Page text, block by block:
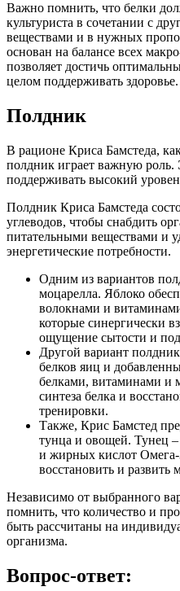
Важно помнить, что белки
культуриста в сочетании с
веществами и в нужных
основан на балансе всех
позволяет достичь
целом поддерживать здоровье.
Полдник
В рационе Криса Бамстеда,
полдник играет важную
поддерживать высокий
Полдник Криса Бамстеда
углеводов, чтобы снабдить
питательными веществами и
энергетические потребности.
Одним из вариантов
моцарелла. Яблоко
волокнами и
которые синергически
ощущение сытости и
Другой вариант
белков яиц и
белками, витаминами и
синтеза белка и
тренировки.
Также, Крис Бамстед
тунца и овощей. Тунец –
и жирных кислот
восстановить и
Независимо от выбранного
помнить, что количество и
быть рассчитаны на
организма.
Вопрос-ответ: